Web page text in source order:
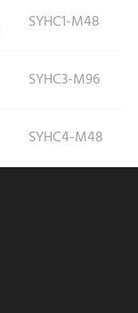
SYHC1-M48
SYHC3-M96
SYHC4-M48